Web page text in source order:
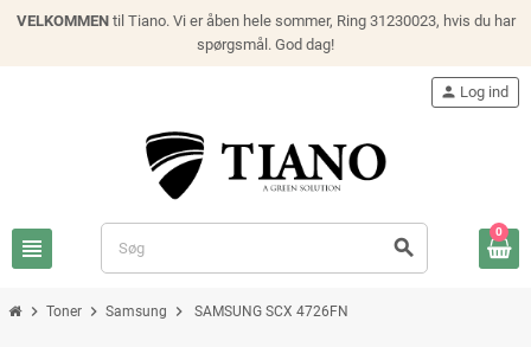
VELKOMMENtil Tiano. Vi er åben hele sommer, Ring 31230023, hvis du har
spørgsmål. God dag!
view_headline search
person Log ind
0
chevron_right Toner chevron_right Samsung chevron_right SAMSUNG SCX 4726FN